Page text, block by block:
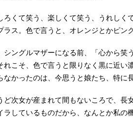
ろくて笑う、楽しくて笑う、うれしく
ラス。色で言うと、オレンジとかピン
シングルマザーになる前、「心から笑
れこそ、色で言うと限りなく黒に近い
なかったのは、今思うと娘たち、特に
ど次女が産まれて間もないころで、長
ラしているものだから、なんとか私の